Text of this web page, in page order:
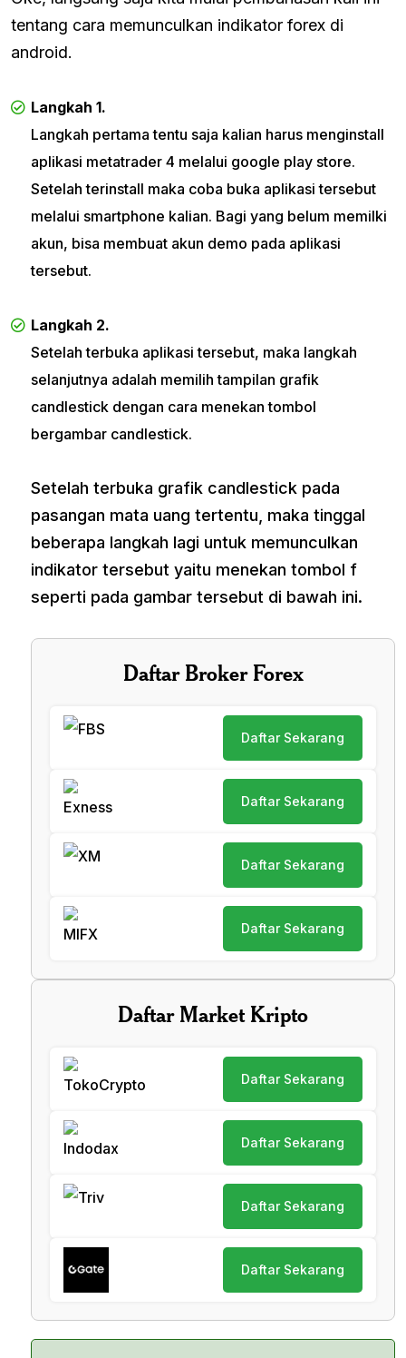
tentang cara memunculkan indikator forex di
android.
Langkah 1.
Langkah pertama tentu saja kalian harus menginstall
aplikasi metatrader 4 melalui google play store.
Setelah terinstall maka coba buka aplikasi tersebut
melalui smartphone kalian. Bagi yang belum memilki
akun, bisa membuat akun demo pada aplikasi
tersebut.
Langkah 2.
Setelah terbuka aplikasi tersebut, maka langkah
selanjutnya adalah memilih tampilan grafik
candlestick dengan cara menekan tombol
bergambar candlestick.
Setelah terbuka grafik candlestick pada
pasangan mata uang tertentu, maka tinggal
beberapa langkah lagi untuk memunculkan
indikator tersebut yaitu menekan tombol f
seperti pada gambar tersebut di bawah ini.
Daftar Broker Forex
Daftar Sekarang
Daftar Sekarang
Daftar Sekarang
Daftar Sekarang
Daftar Market Kripto
Daftar Sekarang
Daftar Sekarang
Daftar Sekarang
Daftar Sekarang